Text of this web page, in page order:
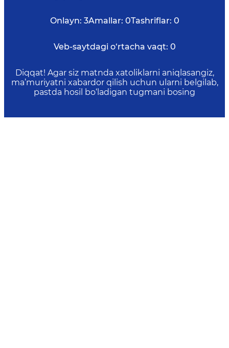
Onlayn: 3Amallar: 0Tashriflar: 0
Veb-saytdagi o‘rtacha vaqt: 0
Diqqat! Agar siz matnda xatoliklarni aniqlasangiz,
ma’muriyatni xabardor qilish uchun ularni belgilab,
pastda hosil bo‘ladigan tugmani bosing